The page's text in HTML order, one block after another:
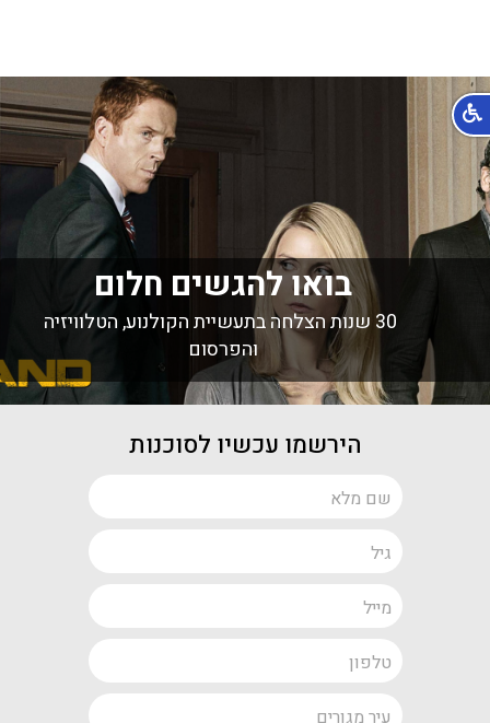
בואו להגשים חלום
30 שנות הצלחה בתעשיית הקולנוע, הטלוויזיה
והפרסום
הירשמו עכשיו לסוכנות